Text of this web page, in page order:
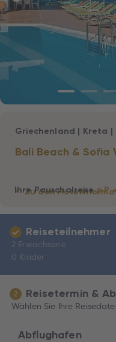
Bali Beach & Sofia
Griechenland | Kreta |
Zu den
Ihre Pauschalreisep.P.
Reiseteilnehmer
2 Erwachsene
0 Kinder
2 Reisetermin &
Wählen Sie Ihre
Abflughafen